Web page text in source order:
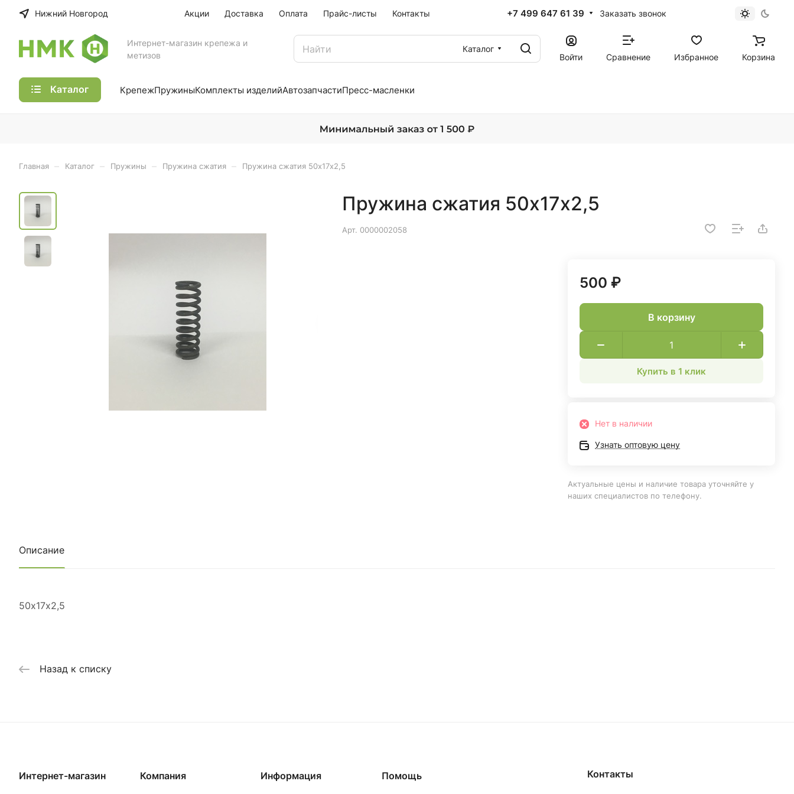
Нижний Новгород Акции Доставка Оплата Прайс-листы Контакты +7 499 647 61 39 Заказать звонок
Интернет-магазин крепежа и
метизов
Каталог
Войти
Сравнение Избранное Корзина
Каталог КрепежПружиныКомплекты изделийАвтозапчастиПресс-масленки
Главная Каталог Пружины Пружина сжатия Пружина сжатия 50х17х2,5
Пружина сжатия 50х17х2,5
Арт. 0000002058
500 ₽
В корзину
Купить в 1 клик
Нет в наличии
Узнать оптовую цену
Актуальные цены и наличие товара уточняйте у
наших специалистов по телефону.
Описание
50х17х2,5
Назад к списку
Интернет-магазин Компания Информация Помощь Контакты